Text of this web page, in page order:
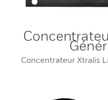
Concentrateur Xtralis